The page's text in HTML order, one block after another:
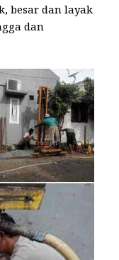
besar dan layak
dan